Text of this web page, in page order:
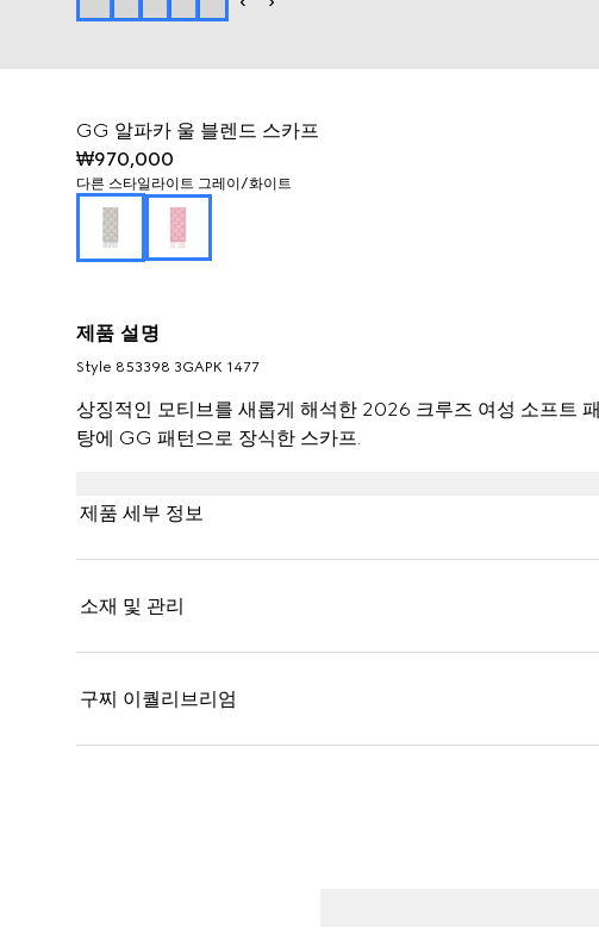
GG 알파카 울 블렌드 스카프
₩970,000
다른 스타일 라이트 그레이/화이트
제품 설명
Style ‎853398 3GAPK 1477
상징적인 모티브를 새롭게 해석한 2026 크루즈 여성 소프트
탕에 GG 패턴으로 장식한 스카프.
제품 세부 정보
소재 및 관리
구찌 이퀄리브리엄